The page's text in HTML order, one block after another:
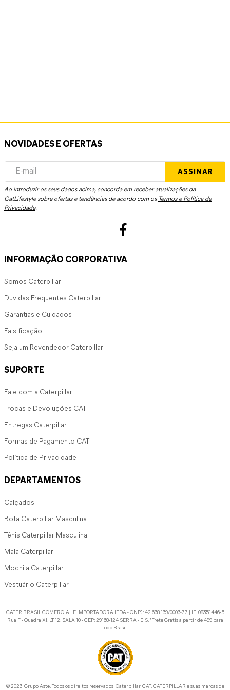
NOVIDADES E OFERTAS
ASSINAR
Ao introduzir os seus dados acima, concorda em receber atualizações da
CatLifestyle sobre ofertas e tendências de acordo com os Termos e Política de
Privacidade.
INFORMAÇÃO CORPORATIVA
Somos Caterpillar
Duvidas Frequentes Caterpillar
Garantias e Cuidados
Falsificação
Seja um Revendedor Caterpillar
SUPORTE
Fale com a Caterpillar
Trocas e Devoluções CAT
Entregas Caterpillar
Formas de Pagamento CAT
Política de Privacidade
DEPARTAMENTOS
Calçados
Bota Caterpillar Masculina
Tênis Caterpillar Masculina
Mala Caterpillar
Mochila Caterpillar
Vestuário Caterpillar
CATER BRASIL COMERCIAL E IMPORTADORA LTDA - CNPJ: 42.638.139/0003-77 | IE: 08351446-5
Rua F - Quadra XI, LT 12, SALA 10 - CEP: 29168-124 SERRA - E.S. *Frete Gratis a partir de 499 para
todo Brasil.
©️ 2023. Grupo Aste. Todos os direitos reservados. Caterpillar. CAT, CATERPILLAR e suas marcas de